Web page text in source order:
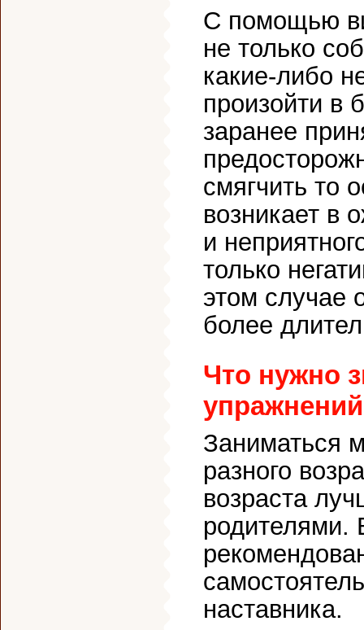
С помощью
не только
какие-либо
произойти в
заранее
смягчить то
возникает в
и
только
этом случае
более
Что нужно
Заниматься
разного
возраста
родителями.
наставника.